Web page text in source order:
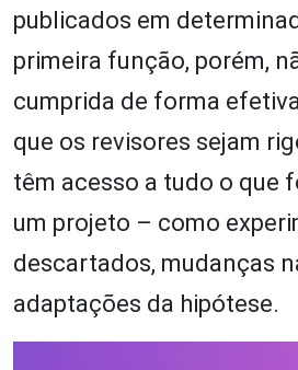
publicados em
primeira função, porém,
cumprida de forma
que os revisores sejam
têm acesso a tudo o que
um projeto – como
descartados, mudanças
adaptações da hipótese.